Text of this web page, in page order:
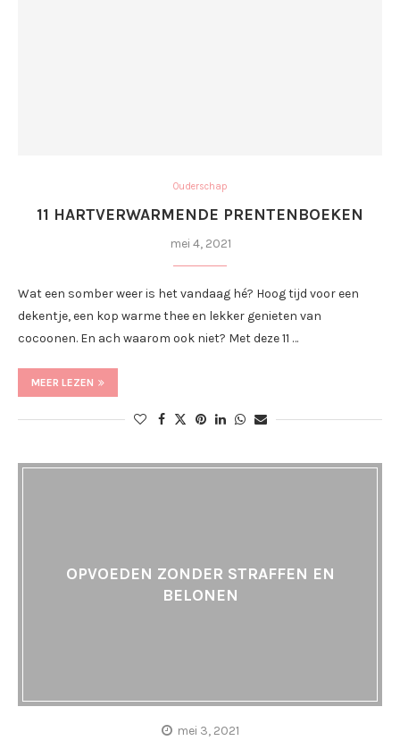
Ouderschap
11 HARTVERWARMENDE PRENTENBOEKEN
mei 4, 2021
Wat een somber weer is het vandaag hé? Hoog tijd voor een
dekentje, een kop warme thee en lekker genieten van
cocoonen. En ach waarom ook niet? Met deze 11 …
MEER LEZEN
OPVOEDEN ZONDER STRAFFEN EN
BELONEN
mei 3, 2021